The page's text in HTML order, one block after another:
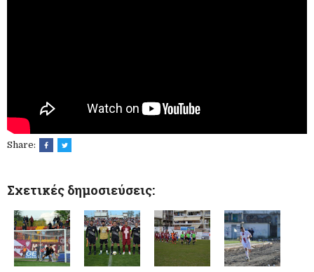
Share:
Σχετικές δημοσιεύσεις: